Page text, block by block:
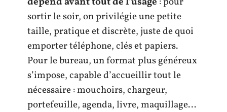
sortir le soir, on privilégie une petite
taille, pratique et discrète, juste de quoi
emporter téléphone, clés et papiers.
Pour le bureau, un format plus généreux
s’impose, capable d’accueillir tout le
nécessaire : mouchoirs, chargeur,
portefeuille, agenda, livre, maquillage…